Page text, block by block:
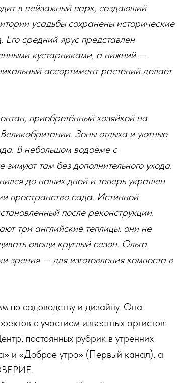
в пейзажный парк, создающий
усадьбы сохранены исторические
Его средний ярус представлен
кустарниками, а нижний —
ассортимент растений делает
приобретённый хозяйкой на
Зоны отдыха и уютные
В небольшом водоёме с
там без дополнительного ухода.
до наших дней и теперь украшен
пространство сада. Истинной
после реконструкции.
три английские теплицы: они не
овощи круглый сезон. Ольга
зрения — для изготовления компоста в
по садоводству и дизайну. Она
с участием известных артистов:
постоянных рубрик в утренних
и «Доброе утро» (Первый канал), а